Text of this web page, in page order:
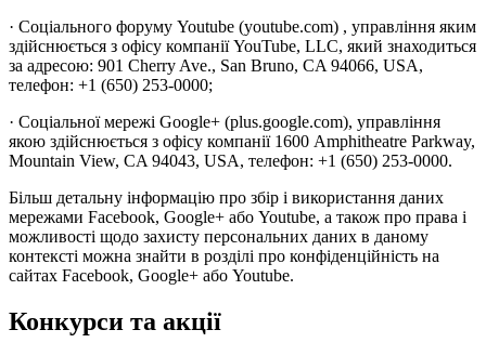
· Соціального форуму Youtube (youtube.com) , управління яким
здійснюється з офісу компанії YouTube, LLC, який знаходиться
за адресою: 901 Cherry Ave., San Bruno, CA 94066, USA,
телефон: +1 (650) 253-0000;
· Соціальної мережі Google+ (plus.google.com), управління
якою здійснюється з офісу компанії 1600 Amphitheatre Parkway,
Mountain View, CA 94043, USA, телефон: +1 (650) 253-0000.
Більш детальну інформацію про збір і використання даних
мережами Facebook, Google+ або Youtube, а також про права і
можливості щодо захисту персональних даних в даному
контексті можна знайти в розділі про конфіденційність на
сайтах Facebook, Google+ або Youtube.
Конкурси та акції